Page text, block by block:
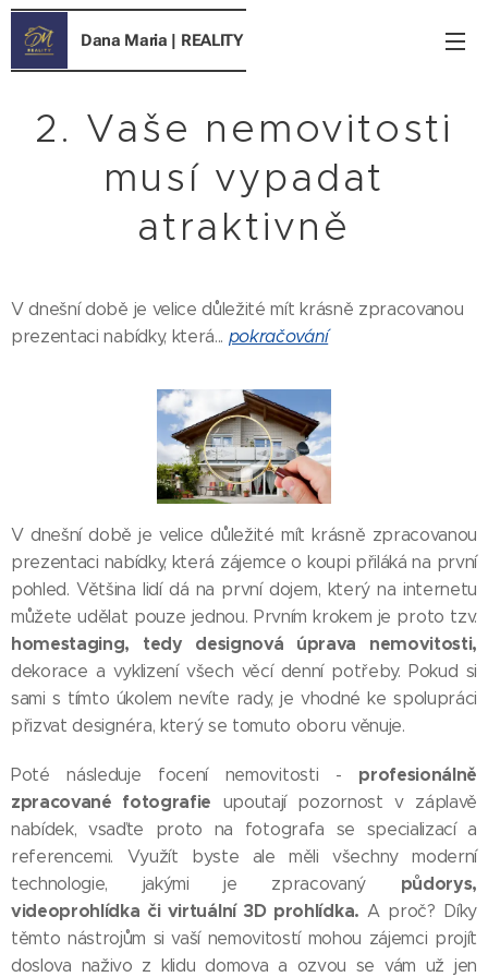
Dana Maria | REALITY
2. Vaše nemovitosti
musí vypadat
atraktivně
V dnešní době je velice důležité mít krásně zpracovanou
prezentaci nabídky, která... pokračování
V dnešní době je velice důležité mít krásně zpracovanou
prezentaci nabídky, která zájemce o koupi přiláká na první
pohled. Většina lidí dá na první dojem, který na internetu
můžete udělat pouze jednou. Prvním krokem je proto tzv.
homestaging, tedy designová úprava nemovitosti,
dekorace a vyklizení všech věcí denní potřeby. Pokud si
sami s tímto úkolem nevíte rady, je vhodné ke spolupráci
přizvat designéra, který se tomuto oboru věnuje.
Poté následuje focení nemovitosti - profesionálně
zpracované fotografie upoutají pozornost v záplavě
nabídek, vsaďte proto na fotografa se specializací a
referencemi. Využít byste ale měli všechny moderní
technologie, jakými je zpracovaný půdorys,
videoprohlídka či virtuální 3D prohlídka. A proč? Díky
těmto nástrojům si vaší nemovitostí mohou zájemci projít
doslova naživo z klidu domova a ozvou se vám už jen